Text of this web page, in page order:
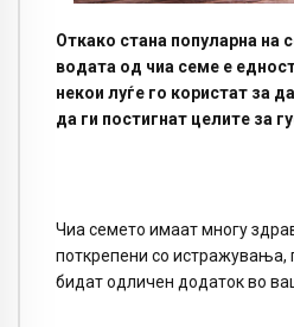
Откако стана популарна на
водата од чиа семе е
некои луѓе го користат за
да ги постигнат целите за
Чиа семето имаат многу
поткрепени со истражувања,
бидат одличен додаток во